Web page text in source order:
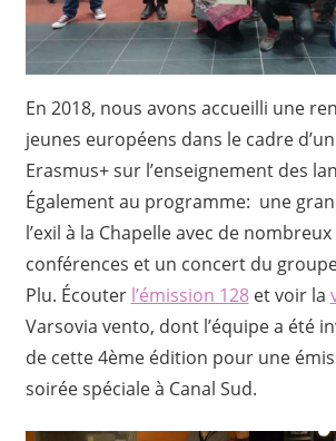
En 2018, nous avons accueilli une
jeunes européens dans le cadre
Erasmus+ sur l’enseignement des
Également au programme: une
l’exil à la Chapelle avec de
conférences et un concert du
Plu. Écouter l’émission 128et voir la
Varsovia vento, dont l’équipe a été
de cette 4ème édition pour une
soirée spéciale à Canal Sud.